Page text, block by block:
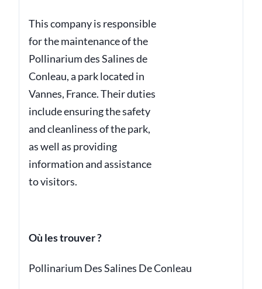
This company is responsible
for the maintenance of the
Pollinarium des Salines de
Conleau, a park located in
Vannes, France. Their duties
include ensuring the safety
and cleanliness of the park,
as well as providing
information and assistance
to visitors.
Où les trouver ?
Pollinarium Des Salines De Conleau